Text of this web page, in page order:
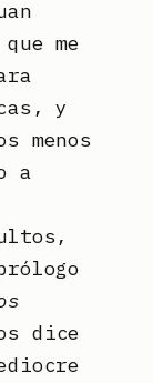
me
y
menos
a
dice